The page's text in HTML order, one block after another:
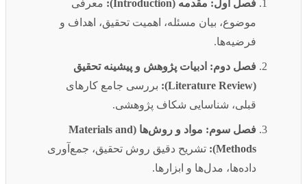
فصل اول: مقدمه (Introduction):
معرفی
موضوع، بیان مسئله، اهمیت تحقیق، اهداف و
فرضیه‌ها.
فصل دوم: ادبیات پژوهش و پیشینه تحقیق
(Literature Review):
بررسی جامع کارهای
قبلی، شناسایی شکاف پژوهشی.
فصل سوم: مواد و روش‌ها (Materials and
Methods):
تشریح دقیق روش تحقیق، جمع‌آوری
داده‌ها، مدل‌ها و ابزارها.